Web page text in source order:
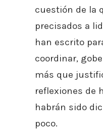
cuestión de la
precisados a
han escrito
coordinar,
más que
reflexiones de
habrán sido
poco.